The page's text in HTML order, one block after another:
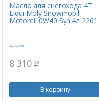
Масло для снегохода 4Т
Liqui Moly Snowmobil
Motoroil 0W40 Syn.4л 2261
8 310 p
В корзину